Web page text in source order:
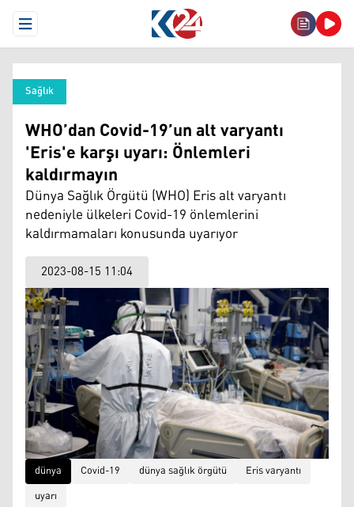
Open Menu
Sağlık
WHO’dan Covid-19’un alt varyantı
'Eris'e karşı uyarı: Önlemleri
kaldırmayın
Dünya Sağlık Örgütü (WHO) Eris alt varyantı
nedeniyle ülkeleri Covid-19 önlemlerini
kaldırmamaları konusunda uyarıyor
2023-08-15 11:04
dünya Covid-19 dünya sağlık örgütü
Eris varyantı
uyarı